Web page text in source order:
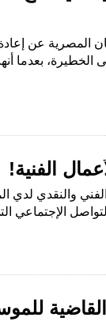
الخطيرة، بعدما
الفنية!
والنقدي لدي
الإجتماعي